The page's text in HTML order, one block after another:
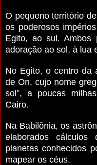
O pequeno território
os poderosos
Egito, ao sul. Ambos
adoração ao sol, à lua
No Egito, o centro da
de On, cujo nome
sol”, a poucas
Cairo.
Na Babilônia, os
elaborados cálculos
planetas conhecidos
mapear os céus.